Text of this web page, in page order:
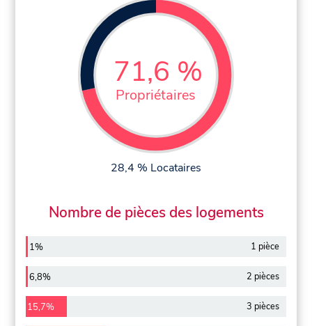
71,6 %
Propriétaires
28,4 % Locataires
Nombre de pièces des logements
1% 1 pièce
6,8% 2 pièces
15,7% 3 pièces